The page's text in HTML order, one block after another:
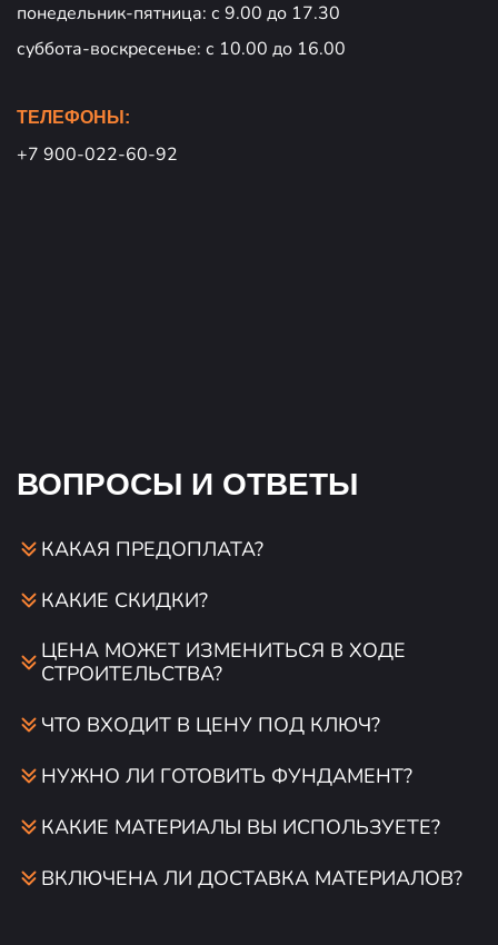
понедельник-пятница: с 9.00 до 17.30
суббота-воскресенье: с 10.00 до 16.00
ТЕЛЕФОНЫ:
+7 900-022-60-92
ВОПРОСЫ И ОТВЕТЫ
КАКАЯ ПРЕДОПЛАТА?
КАКИЕ СКИДКИ?
ЦЕНА МОЖЕТ ИЗМЕНИТЬСЯ В ХОДЕ
СТРОИТЕЛЬСТВА?
ЧТО ВХОДИТ В ЦЕНУ ПОД КЛЮЧ?
НУЖНО ЛИ ГОТОВИТЬ ФУНДАМЕНТ?
КАКИЕ МАТЕРИАЛЫ ВЫ ИСПОЛЬЗУЕТЕ?
ВКЛЮЧЕНА ЛИ ДОСТАВКА МАТЕРИАЛОВ?